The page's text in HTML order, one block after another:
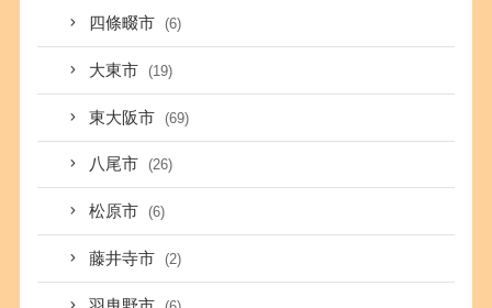
四條畷市 (6)
大東市 (19)
東大阪市 (69)
八尾市 (26)
松原市 (6)
藤井寺市 (2)